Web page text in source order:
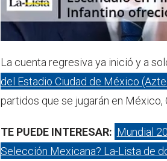
La cuenta regresiva ya inició y a
del Estadio Ciudad de México
partidos que se jugarán en México,
TE PUEDE INTERESAR: Mundial
Selección Mexicana? La-Lista de